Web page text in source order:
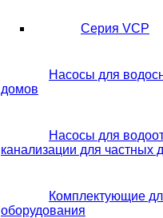
Серия VCP
Насосы для
домов
Насосы для
канализации для частных
Комплектующие
оборудования